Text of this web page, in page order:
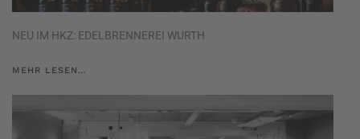
NEU IM HKZ: EDELBRENNEREI WURTH
MEHR LESEN…